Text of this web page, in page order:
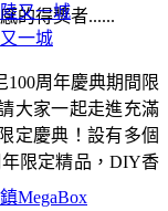
的得獎者......
一城
100周年慶典期間限
大家一起走進充滿
定慶典！設有多個
限定精品，DIY香